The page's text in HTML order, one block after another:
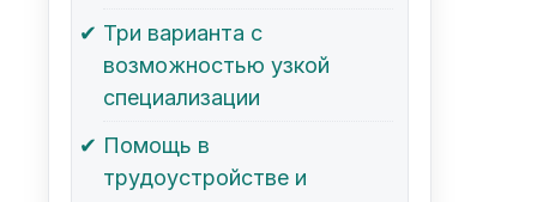
Три варианта с
возможностью узкой
специализации
Помощь в
трудоустройстве и